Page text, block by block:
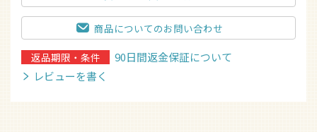
商品についてのお問い合わせ
返品期限・条件
90日間返金保証について
レビューを書く